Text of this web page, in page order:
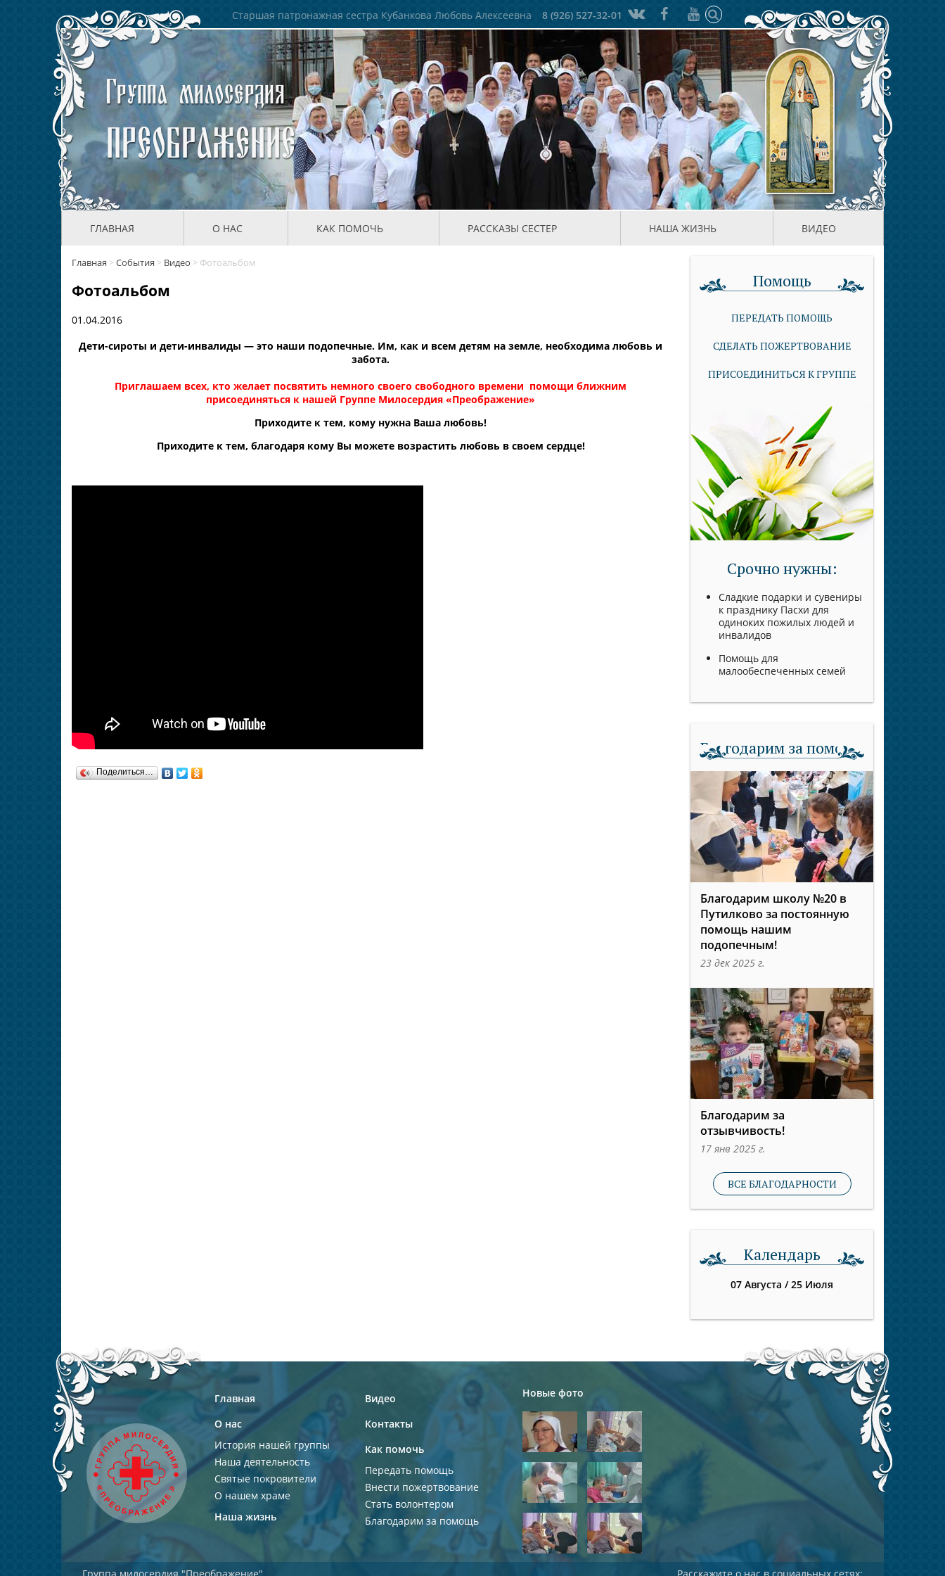
Старшая патронажная сестра Кубанкова Любовь Алексеевна 8 (926) 527-32-01
ГЛАВНАЯ О НАС КАК ПОМОЧЬ РАССКАЗЫ СЕСТЕР НАША ЖИЗНЬ ВИДЕО
Главная >События > Видео > Фотоальбом
Фотоальбом
01.04.2016
Дети-сироты и дети-инвалиды — это наши подопечные. Им, как и всем детям на земле, необходима любовь и
забота.
Приглашаем всех, кто желает посвятить немного своего свободного времени помощи ближним
присоединяться к нашей Группе Милосердия «Преображение»
Приходите к тем, кому нужна Ваша любовь!
Приходите к тем, благодаря кому Вы можете возрастить любовь в своем сердце!
Поделиться…
Помощь
ПЕРЕДАТЬ ПОМОЩЬ
СДЕЛАТЬ ПОЖЕРТВОВАНИЕ
ПРИСОЕДИНИТЬСЯ К ГРУППЕ
Срочно нужны:
Сладкие подарки и сувениры
к празднику Пасхи для
одиноких пожилых людей и
инвалидов
Помощь для
малообеспеченных семей
Благодарим за помощь
Благодарим школу №20 в
Путилково за постоянную
помощь нашим
подопечным!
23 дек 2025 г.
Благодарим за
отзывчивость!
17 янв 2025 г.
ВСЕ БЛАГОДАРНОСТИ
Календарь
07 Августа /25 Июля
Главная
О нас
История нашей группы
Наша деятельность
Святые покровители
О нашем храме
Наша жизнь
Видео
Контакты
Как помочь
Передать помощь
Внести пожертвование
Стать волонтером
Благодарим за помощь
Новые фото